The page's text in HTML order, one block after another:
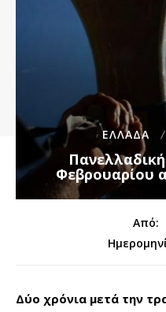
ΕΛΛΑΔΑ
Φεβρουαρίου
Από:
Δύο χρόνια μετά την